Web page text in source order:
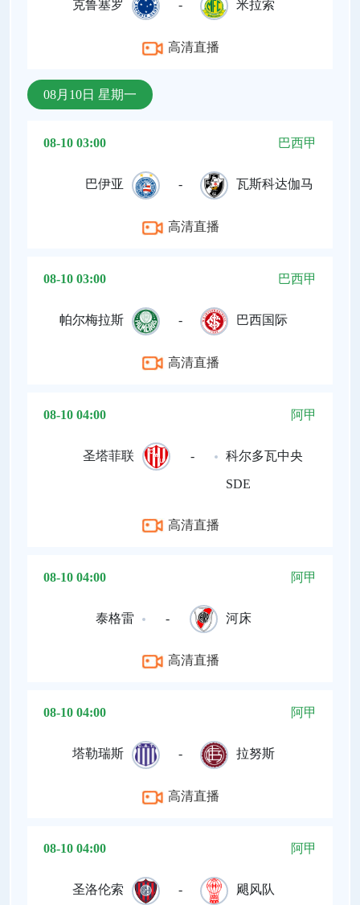
克鲁塞罗 - 米拉索
高清直播
08月10日 星期一
08-10 03:00 巴西甲
巴伊亚 - 瓦斯科达伽马
高清直播
08-10 03:00 巴西甲
帕尔梅拉斯 - 巴西国际
高清直播
08-10 04:00 阿甲
圣塔菲联 - 科尔多瓦中央
SDE
高清直播
08-10 04:00 阿甲
泰格雷 - 河床
高清直播
08-10 04:00 阿甲
塔勒瑞斯 - 拉努斯
高清直播
08-10 04:00 阿甲
圣洛伦索 - 飓风队